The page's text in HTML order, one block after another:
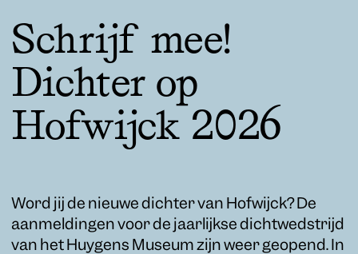
Schrijf mee!
Dichter op
Hofwijck 2026
Word jij de nieuwe dichter van Hofwijck? De
aanmeldingen voor de jaarlijkse dichtwedstrijd
van het Huygens Museum zijn weer geopend. In